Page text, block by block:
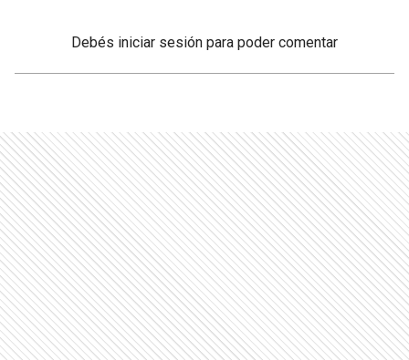
Debés iniciar sesión para poder comentar